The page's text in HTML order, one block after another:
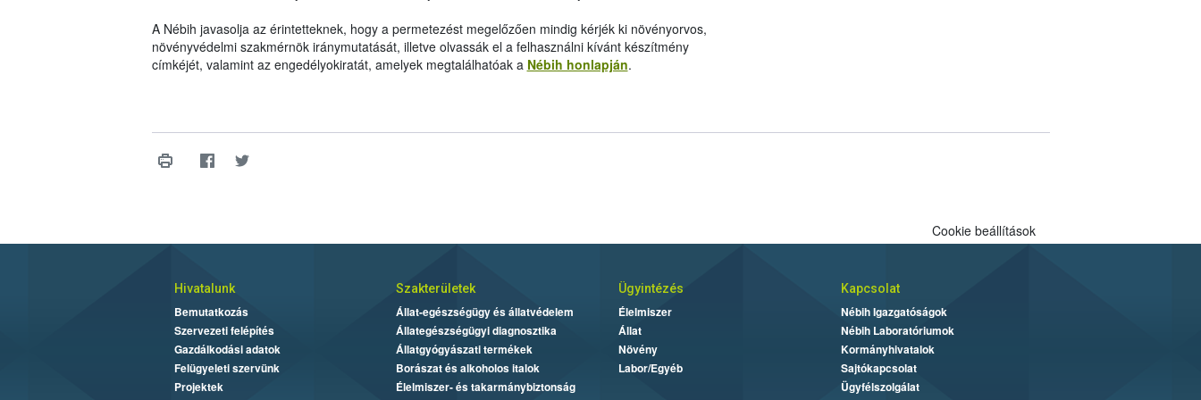
A Nébih javasolja az érintetteknek, hogy a permetezést megelőzően mindig kérjék ki növényorvos,
növényvédelmi szakmérnök iránymutatását, illetve olvassák el a felhasználni kívánt készítmény
címkéjét, valamint az engedélyokiratát, amelyek megtalálhatóak a Nébih honlapján.
Cookie beállítások
Hivatalunk
Bemutatkozás
Szervezeti felépítés
Gazdálkodási adatok
Felügyeleti szervünk
Projektek
Szakterületek
Állat-egészségügy és állatvédelem
Állategészségügyi diagnosztika
Állatgyógyászati termékek
Borászat és alkoholos italok
Élelmiszer- és takarmánybiztonság
Ügyintézés
Élelmiszer
Állat
Növény
Labor/Egyéb
Kapcsolat
Nébih Igazgatóságok
Nébih Laboratóriumok
Kormányhivatalok
Sajtókapcsolat
Ügyfélszolgálat